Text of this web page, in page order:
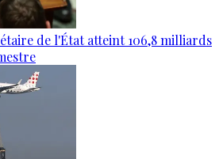
de l'État atteint 106,8 milliards